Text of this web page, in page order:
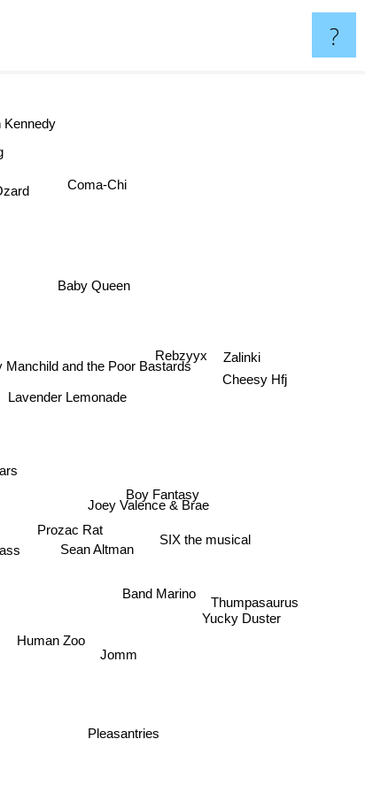
?
Sean Altman
Lavender Lemonade
Prozac Rat
Human Zoo
Manchild and the Poor Bastards
Joey Valence & Brae
Baby Queen
Jomm
Band Marino
Coma-Chi
SIX the musical
Yucky Duster
Cheesy Hfj
Pleasantries
Thumpasaurus
Kennedy
Zalinki